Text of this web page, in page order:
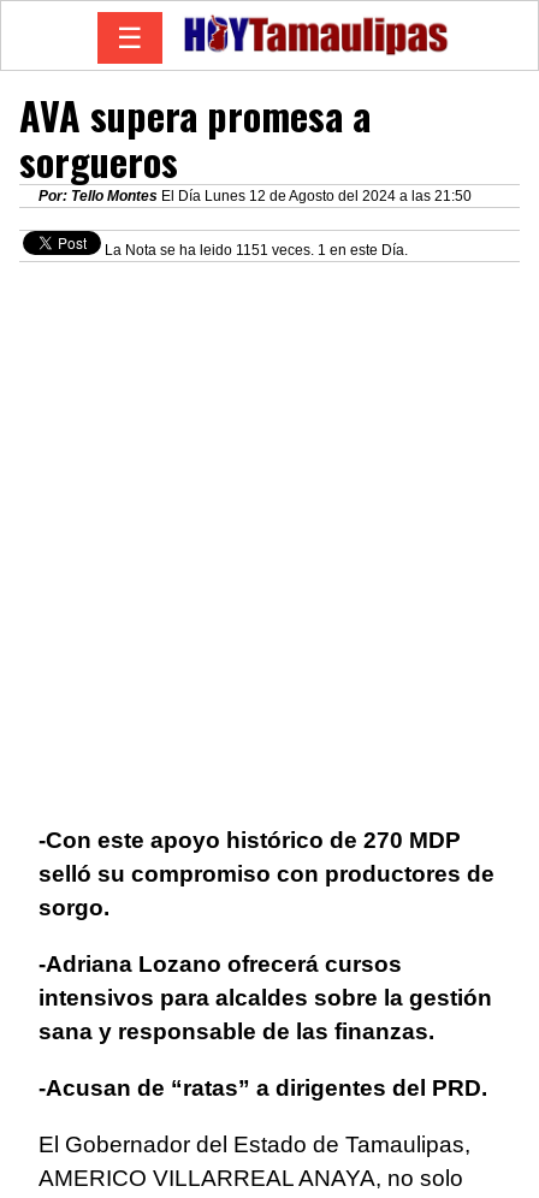
☰
AVA supera promesa a
sorgueros
Por: Tello Montes El Día Lunes 12 de Agosto del 2024 a las 21:50
La Nota se ha leido 1151 veces. 1 en este Día.
-Con este apoyo histórico de 270 MDP
selló su compromiso con productores de
sorgo.
-Adriana Lozano ofrecerá cursos
intensivos para alcaldes sobre la gestión
sana y responsable de las finanzas.
-Acusan de “ratas” a dirigentes del PRD.
El Gobernador del Estado de Tamaulipas,
AMERICO VILLARREAL ANAYA, no solo